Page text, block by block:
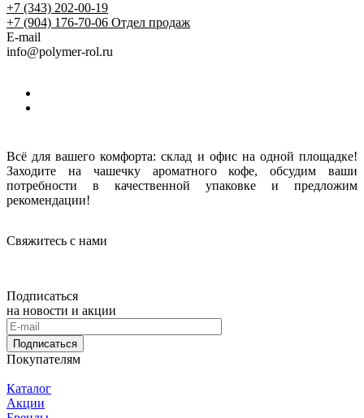
+7 (343) 202-00-19
+7 (904) 176-70-06 Отдел продаж
E-mail
info@polymer-rol.ru
Всё для вашего комфорта: склад и офис на одной площадке!
Заходите на чашечку ароматного кофе, обсудим ваши
потребности в качественной упаковке и предложим
рекомендации!
Свяжитесь с нами
Подписаться
на новости и акции
Подписаться
Покупателям
Каталог
Акции